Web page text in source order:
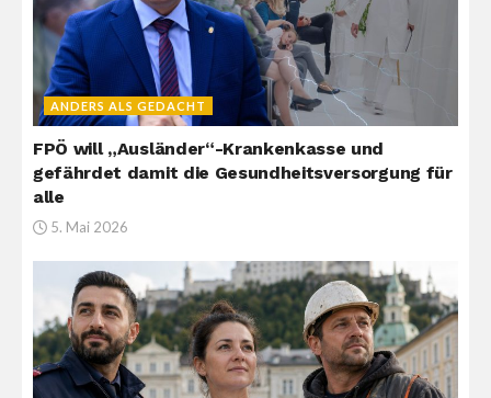
ANDERS ALS GEDACHT
FPÖ will „Ausländer“-Krankenkasse und
gefährdet damit die Gesundheitsversorgung für
alle
5. Mai 2026